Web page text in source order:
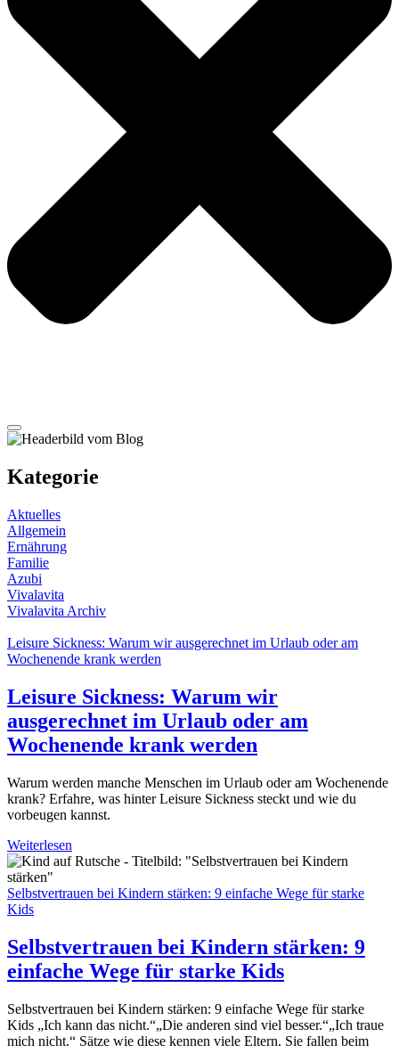
Kategorie
Aktuelles
Allgemein
Ernährung
Familie
Azubi
Vivalavita
Vivalavita Archiv
Leisure Sickness: Warum wir ausgerechnet im Urlaub oder am
Wochenende krank werden
Leisure Sickness: Warum wir
ausgerechnet im Urlaub oder am
Wochenende krank werden
Warum werden manche Menschen im Urlaub oder am Wochenende
krank? Erfahre, was hinter Leisure Sickness steckt und wie du
vorbeugen kannst.
Weiterlesen
Selbstvertrauen bei Kindern stärken: 9 einfache Wege für starke
Kids
Selbstvertrauen bei Kindern stärken: 9
einfache Wege für starke Kids
Selbstvertrauen bei Kindern stärken: 9 einfache Wege für starke
Kids „Ich kann das nicht.“„Die anderen sind viel besser.“„Ich traue
mich nicht.“ Sätze wie diese kennen viele Eltern. Sie fallen beim